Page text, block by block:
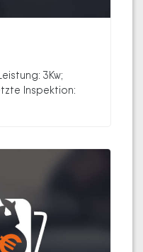
3Kw;
Inspektion: